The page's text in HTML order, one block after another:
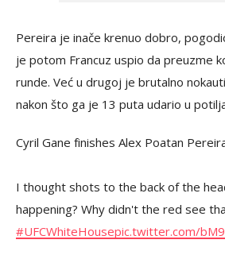
Pereira je inače krenuo dobro,
je potom Francuz uspio da preuzme
runde. Već u drugoj je brutalno
nakon što ga je 13 puta udario u
Cyril Gane finishes Alex Poatan
I thought shots to the back of the
happening? Why didn't the red see
#UFCWhiteHousepic.twitter.com/